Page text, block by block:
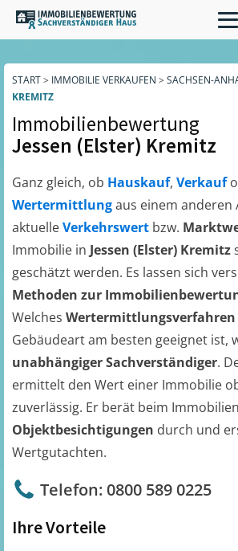
START> IMMOBILIE VERKAUFEN > SACHSEN-
KREMITZ
Immobilienbewertung
Jessen (Elster) Kremitz
Ganz gleich, ob Hauskauf, Verkauf
Wertermittlungaus einem anderen
aktuelleVerkehrswert bzw.
Immobilie in Jessen (Elster) Kremitz
geschätzt werden. Es lassen sich
Methoden zur
Welches Wertermittlungsverfahren
Gebäudeart am besten geeignet ist,
unabhängiger Sachverständiger.
ermittelt den Wert einer Immobilie
zuverlässig. Er berät beim
Objektbesichtigungen durch und
Wertgutachten.
Telefon: 0800 589 0225
Ihre Vorteile